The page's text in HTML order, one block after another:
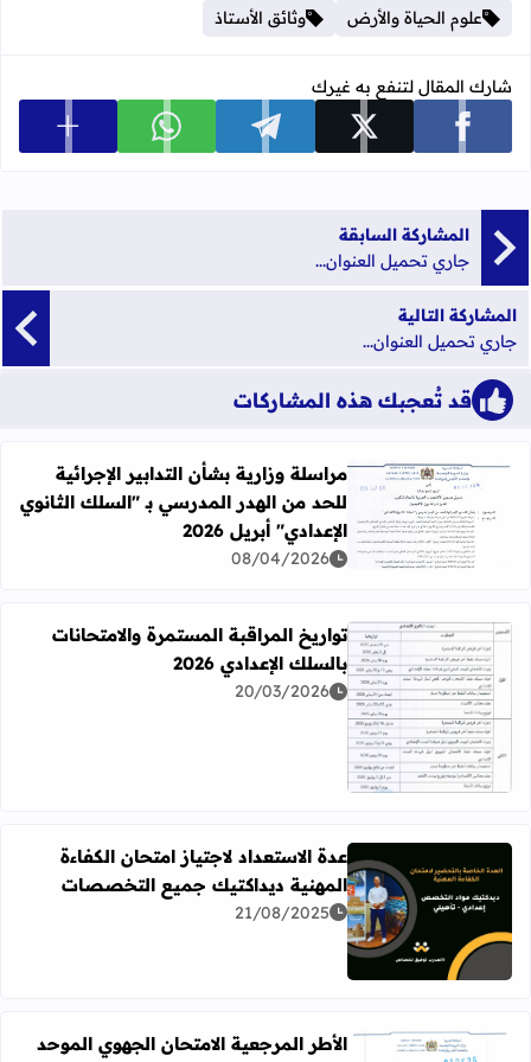
علوم الحياة والأرض وثائق الأستاذ
شارك المقال لتنفع به غيرك
شارك على facebook شارك على x شارك على telegram شارك على whatsapp عرض
المشاركة السابقة
جاري تحميل العنوان...
المشاركة التالية
جاري تحميل العنوان...
قد تُعجبك هذه المشاركات
اقرأ المزيد عن مراسلة وزارية بشأن التدابير الإجرائية للحد من
مراسلة وزارية بشأن التدابير الإجرائية
للحد من الهدر المدرسي بـ "السلك الثانوي
الإعدادي" أبريل 2026
08/04/2026
اقرأ المزيد عن تواريخ المراقبة المستمرة والامتحانات بالسلك
تواريخ المراقبة المستمرة والامتحانات
بالسلك الإعدادي 2026
20/03/2026
اقرأ المزيد عن عدة الاستعداد لاجتياز امتحان الكفاءة
عدة الاستعداد لاجتياز امتحان الكفاءة
المهنية ديداكتيك جميع التخصصات
21/08/2025
الأطر المرجعية الامتحان الجهوي الموحد